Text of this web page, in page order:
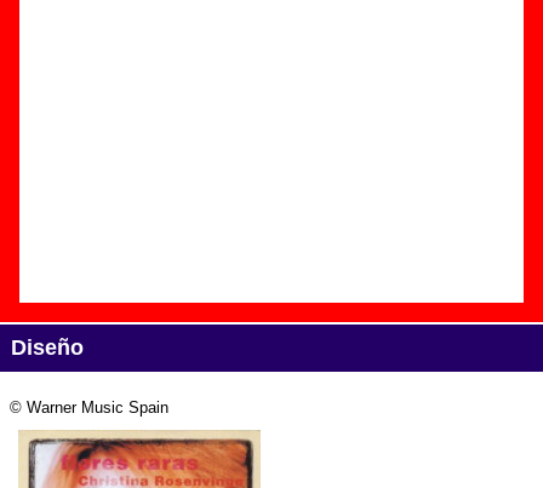
Diseño
© Warner Music Spain